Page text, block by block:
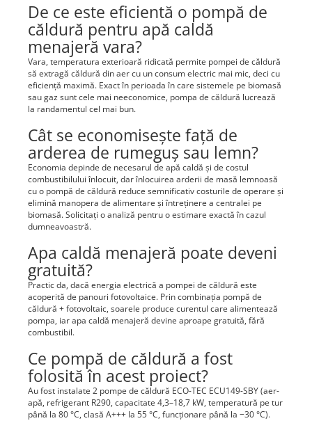
De ce este eficientă o pompă de
căldură pentru apă caldă
menajeră vara?
Vara, temperatura exterioară ridicată permite pompei de căldură
să extragă căldură din aer cu un consum electric mai mic, deci cu
eficiență maximă. Exact în perioada în care sistemele pe biomasă
sau gaz sunt cele mai neeconomice, pompa de căldură lucrează
la randamentul cel mai bun.
Cât se economisește față de
arderea de rumeguș sau lemn?
Economia depinde de necesarul de apă caldă și de costul
combustibilului înlocuit, dar înlocuirea arderii de masă lemnoasă
cu o pompă de căldură reduce semnificativ costurile de operare și
elimină manopera de alimentare și întreținere a centralei pe
biomasă. Solicitați o analiză pentru o estimare exactă în cazul
dumneavoastră.
Apa caldă menajeră poate deveni
gratuită?
Practic da, dacă energia electrică a pompei de căldură este
acoperită de panouri fotovoltaice. Prin combinația pompă de
căldură + fotovoltaic, soarele produce curentul care alimentează
pompa, iar apa caldă menajeră devine aproape gratuită, fără
combustibil.
Ce pompă de căldură a fost
folosită în acest proiect?
Au fost instalate 2 pompe de căldură ECO-TEC ECU149-SBY (aer-
apă, refrigerant R290, capacitate 4,3–18,7 kW, temperatură pe tur
până la 80 °C, clasă A+++ la 55 °C, funcționare până la −30 °C).